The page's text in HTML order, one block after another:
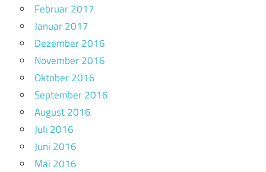
Februar 2017
Januar 2017
Dezember 2016
November 2016
Oktober 2016
September 2016
August 2016
Juli 2016
Juni 2016
Mai 2016